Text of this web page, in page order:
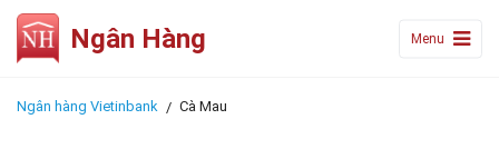
Ngân Hàng Menu
Ngân hàng Vietinbank Cà Mau